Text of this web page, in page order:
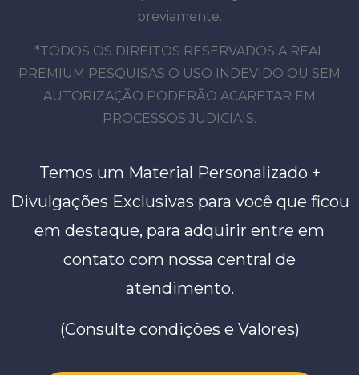
previamente.
*TODOS OS DIREITOS RESERVADOS A REAL
PREMIUM PESQUISAS O USO INDEVIDO OU SEM
AUTORIZAÇÃO PODERÃO ACARETAR EM
PROCESSOS JUDICIAIS.
Temos um Material Personalizado +
Divulgações Exclusivas para você que ficou
em destaque, para adquirir entre em
contato com nossa central de
atendimento.
(Consulte condições e Valores)